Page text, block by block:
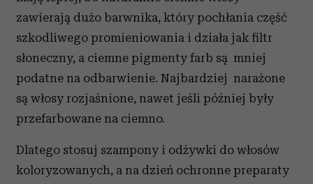
korzystasz z naszej witryny, udostępniamy partnerom
społecznościowym, reklamowym i analitycznym.
Partnerzy mogą połączyć te informacje z innymi danymi
otrzymanymi od Ciebie lub uzyskanymi podczas
korzystania z ich usług.
zawierają dużo barwnika, który pochłania część
szkodliwego promieniowania i działa jak filtr
słoneczny, a ciemne pigmenty farb są mniej
podatne na odbarwienie. Najbardziej narażone
są włosy rozjaśnione, nawet jeśli później były
przefarbowane na ciemno.
Dlatego stosuj szampony i odżywki do włosów
koloryzowanych, a na dzień ochronne preparaty